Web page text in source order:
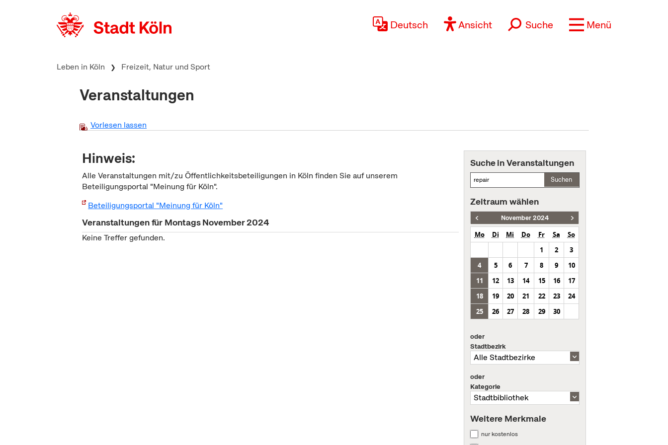
Deutsch Ansicht Suche Menü
Leben in Köln Freizeit, Natur und Sport
Veranstaltungen
Vorlesen lassen
Hinweis:
Alle Veranstaltungen mit/zu Öffentlichkeitsbeteiligungen in Köln finden Sie auf unserem
Beteiligungsportal "Meinung für Köln".
Beteiligungsportal "Meinung für Köln"
Veranstaltungen für Montags November 2024
Keine Treffer gefunden.
Suche in Veranstaltungen
Suchen
Zeitraum wählen
November 2024
Mo Di Mi Do Fr Sa
So
1
2
3
4
5 6 7 8 9
10
11
12 13 14 15 16
17
18
19 20 21 22 23
24
25
26 27 28 29 30
oder
Stadtbezirk
oder
Kategorie
Weitere Merkmale
nur kostenlos